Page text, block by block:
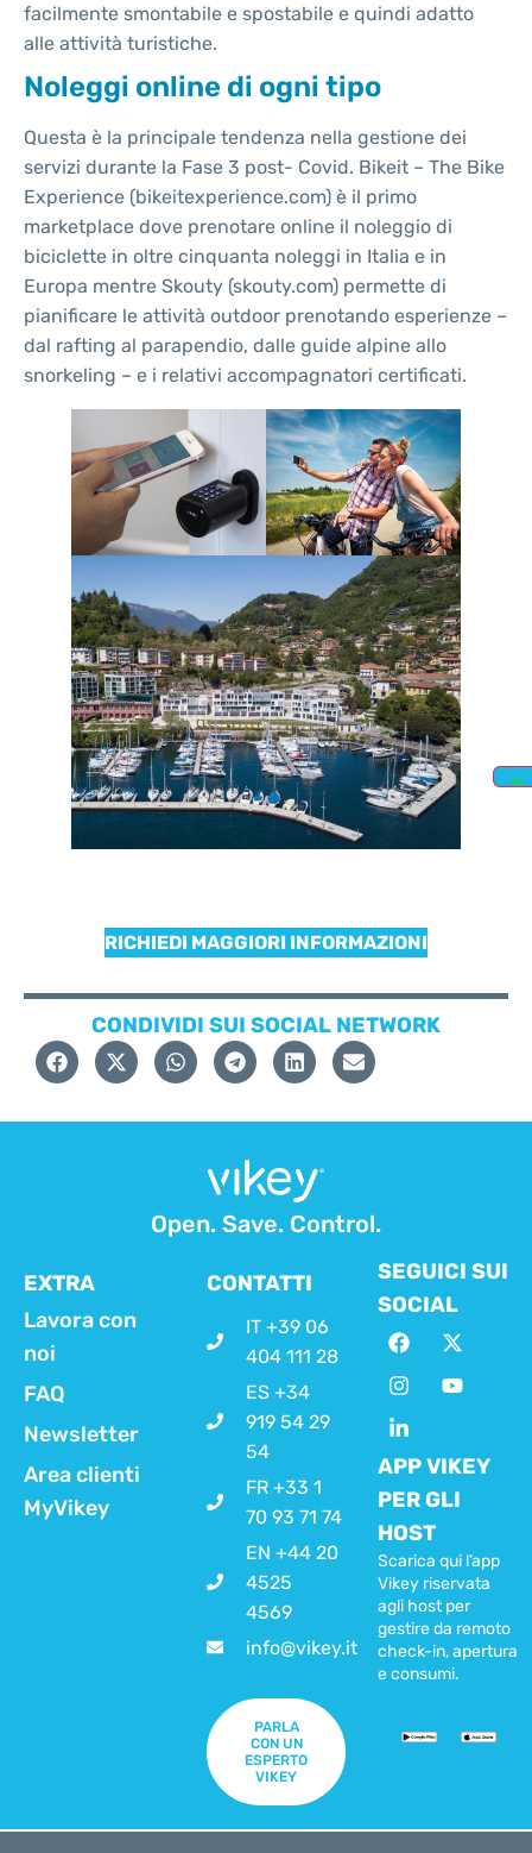
facilmente smontabile e spostabile e quindi adatto
alle attività turistiche.
Noleggi online di ogni tipo
Questa è la principale tendenza nella gestione dei
servizi durante la Fase 3 post- Covid. Bikeit – The Bike
Experience (bikeitexperience.com) è il primo
marketplace dove prenotare online il noleggio di
biciclette in oltre cinquanta noleggi in Italia e in
Europa mentre Skouty (skouty.com) permette di
pianificare le attività outdoor prenotando esperienze –
dal rafting al parapendio, dalle guide alpine allo
snorkeling – e i relativi accompagnatori certificati.
RICHIEDI MAGGIORI INFORMAZIONI
CONDIVIDI SUI SOCIAL NETWORK
Open. Save. Control.
EXTRA
Lavora con
noi
FAQ
Newsletter
Area clienti
MyVikey
CONTATTI
IT +39 06
404 111 28
ES +34
919 54 29
54
FR +33 1
70 93 71 74
EN +44 20
4525
4569
info@vikey.it
PARLA
CON UN
ESPERTO
VIKEY
SEGUICI SUI
SOCIAL
APP VIKEY
PER GLI
HOST
Scarica qui l’app
Vikey riservata
agli host per
gestire da remoto
check-in, apertura
e consumi.